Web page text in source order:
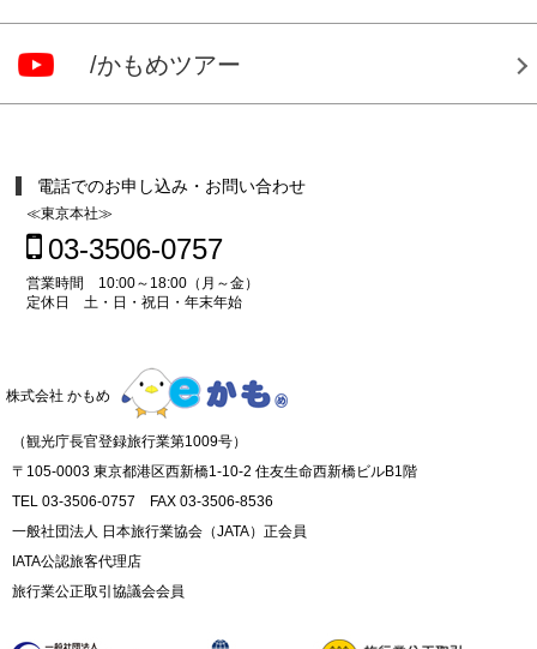
/かもめツアー
電話でのお申し込み・お問い合わせ
≪東京本社≫
03-3506-0757
営業時間 10:00～18:00（月～金）
定休日 土・日・祝日・年末年始
株式会社 かもめ
（観光庁長官登録旅行業第1009号）
〒105-0003 東京都港区西新橋1-10-2 住友生命西新橋ビルB1階
TEL 03-3506-0757 FAX 03-3506-8536
一般社団法人 日本旅行業協会（JATA）正会員
IATA公認旅客代理店
旅行業公正取引協議会会員